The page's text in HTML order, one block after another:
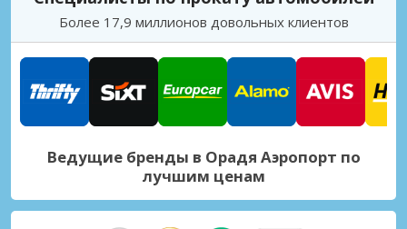
Более 17,9 миллионов довольных клиентов
Ведущие бренды в Орадя Аэропорт по
лучшим ценам